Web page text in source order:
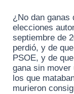
¿No dan ganas
elecciones
septiembre de
perdió, y de
PSOE, y de
gana sin mover
los que
murieron